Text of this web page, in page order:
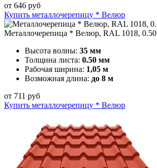
от 646 руб
Купить металлочерепицу * Велюр
Металлочерепица * Велюр, RAL 1018, 0.50
Высота волны: 35 мм
Толщина листа: 0.50 мм
Рабочая ширина: 1,05 м
Возможная длина: до 8 м
от 711 руб
Купить металлочерепицу * Велюр